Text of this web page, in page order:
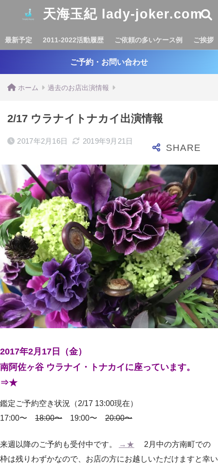
天海玉紀 lady-joker.com
最新予定 2011-2022活動履歴 ご依頼の多いケース例 ご挨拶
ご予約・お問い合わせ
ホーム 過去のお店出演情報
2/17 ウラナイトナカイ出演情報
2017年2月16日 2019年9月21日
2017年2月17日（金）
南阿佐ヶ谷 ウラナイ・トナカイに座っています。
⇒★
鑑定ご予約空き状況（2/17 13:00現在）
17:00〜 18:00〜 19:00〜 20:00〜
来週以降のご予約も受付中です。 →★ 2月中の方南町での
枠は残りわずかなので、お店の方にお越しいただけますと幸い